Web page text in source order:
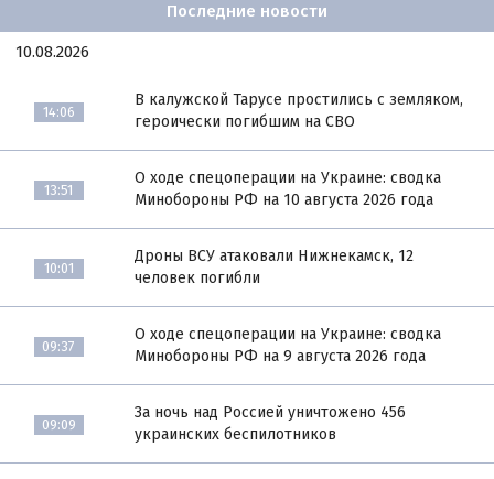
Последние новости
10.08.2026
14:06
В калужской Тарусе простились с земляком,
героически погибшим на СВО
13:51
О ходе спецоперации на Украине: сводка
Минобороны РФ на 10 августа 2026 года
10:01
Дроны ВСУ атаковали Нижнекамск, 12
человек погибли
09:37
О ходе спецоперации на Украине: сводка
Минобороны РФ на 9 августа 2026 года
09:09
За ночь над Россией уничтожено 456
украинских беспилотников